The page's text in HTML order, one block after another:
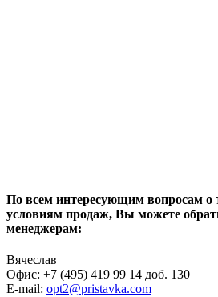
По всем интересующим вопросам о
условиям продаж, Вы можете
менеджерам:
Вячеслав
Офис: +7 (495) 419 99 14 доб. 130
E-mail: opt2@pristavka.com